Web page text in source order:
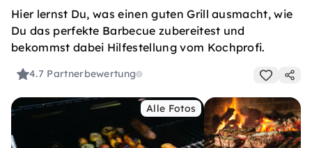
Hier lernst Du, was einen guten Grill ausmacht, wie
Du das perfekte Barbecue zubereitest und
bekommst dabei Hilfestellung vom Kochprofi.
4.7 Partnerbewertung
Alle Fotos